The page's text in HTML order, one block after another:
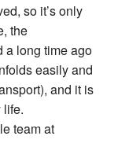
so it’s only
the
a long time ago
easily and
and it is
life.
team at